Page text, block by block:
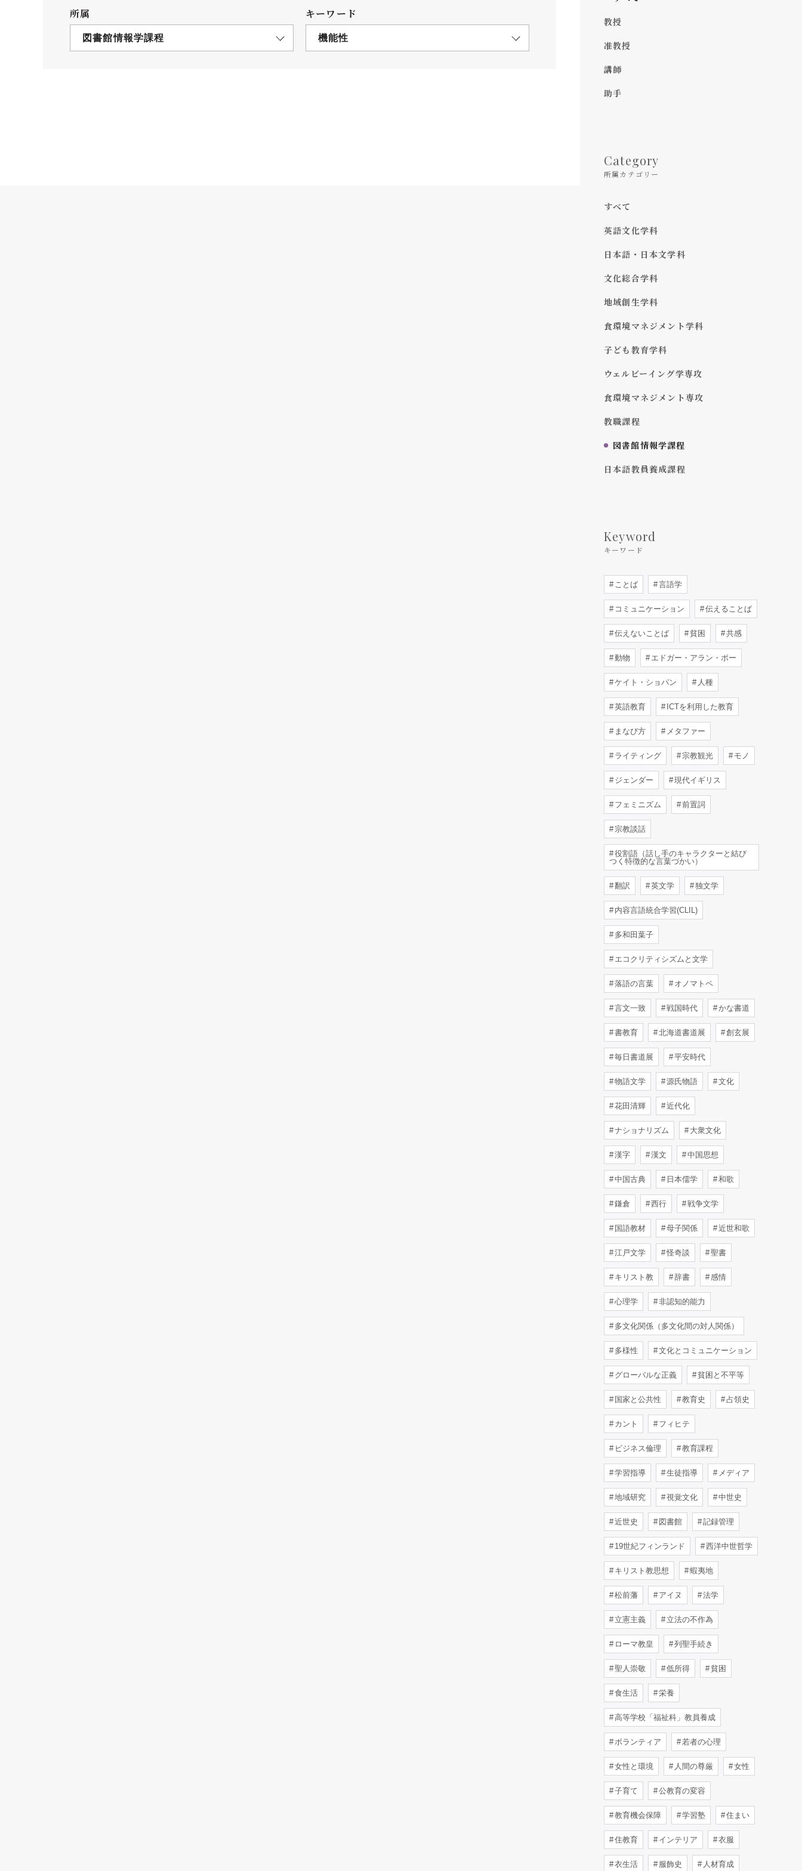
３Dパノラマビュー
所属
図書館情報学課程
キーワード
機能性
教授
准教授
講師
助手
Category
所属カテゴリー
すべて
英語文化学科
日本語・日本文学科
文化総合学科
地域創生学科
食環境マネジメント学科
子ども教育学科
ウェルビーイング学専攻
食環境マネジメント専攻
教職課程
図書館情報学課程
日本語教員養成課程
Keyword
キーワード
ことば 言語学
コミュニケーション 伝えることば
伝えないことば 貧困 共感
動物 エドガー・アラン・ポー
ケイト・ショパン 人種
英語教育 ICTを利用した教育
まなび方 メタファー
ライティング 宗教観光 モノ
ジェンダー 現代イギリス
フェミニズム 前置詞
宗教談話
役割語（話し手のキャラクターと結び
つく特徴的な言葉づかい）
翻訳 英文学 独文学
内容言語統合学習(CLIL)
多和田葉子
エコクリティシズムと文学
落語の言葉 オノマトペ
言文一致 戦国時代 かな書道
書教育 北海道書道展 創玄展
毎日書道展 平安時代
物語文学 源氏物語 文化
花田清輝 近代化
ナショナリズム 大衆文化
漢字 漢文 中国思想
中国古典 日本儒学 和歌
鎌倉 西行 戦争文学
国語教材 母子関係 近世和歌
江戸文学 怪奇談 聖書
キリスト教 辞書 感情
心理学 非認知的能力
多文化関係（多文化間の対人関係）
多様性 文化とコミュニケーション
グローバルな正義 貧困と不平等
国家と公共性 教育史 占領史
カント フィヒテ
ビジネス倫理 教育課程
学習指導 生徒指導 メディア
地域研究 視覚文化 中世史
近世史 図書館 記録管理
19世紀フィンランド 西洋中世哲学
キリスト教思想 蝦夷地
松前藩 アイヌ 法学
立憲主義 立法の不作為
ローマ教皇 列聖手続き
聖人崇敬 低所得 貧困
食生活 栄養
高等学校「福祉科」教員養成
ボランティア 若者の心理
女性と環境 人間の尊厳 女性
子育て 公教育の変容
教育機会保障 学習塾 住まい
住教育 インテリア 衣服
衣生活 服飾史 人材育成